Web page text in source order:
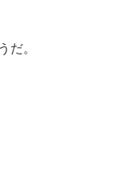
だ。